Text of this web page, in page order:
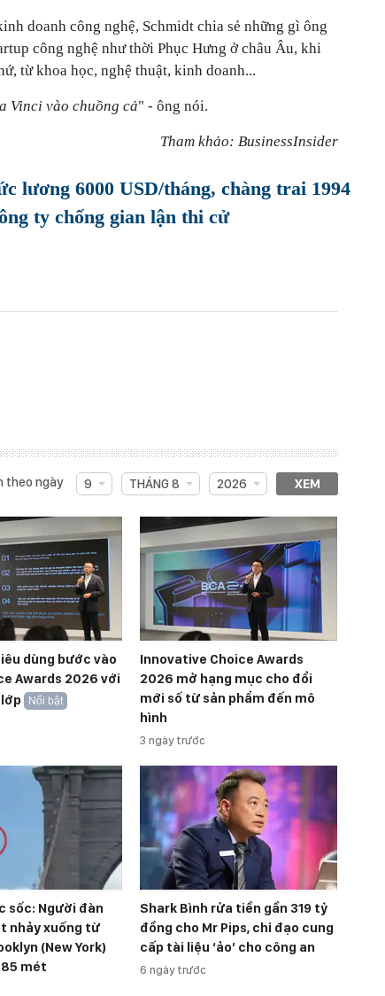
doanh công nghệ, Schmidt chia sẻ những gì ông
công nghệ như thời Phục Hưng ở châu Âu, khi
từ khoa học, nghệ thuật, kinh doanh...
Vinci vào chuồng cả" - ông nói.
Tham khảo: BusinessInsider
lương 6000 USD/tháng, chàng trai 1994
ty chống gian lận thi cử
theo ngày 9 THÁNG 8 2026 XEM
dùng bước vào
Awards 2026 với
Nổi bật
Innovative Choice Awards
2026 mở hạng mục cho đổi
mới số từ sản phẩm đến mô
hình
3 ngày trước
sốc: Người đàn
nhảy xuống từ
(New York)
mét
Shark Bình rửa tiền gần 319 tỷ
đồng cho Mr Pips, chỉ đạo cung
cấp tài liệu ‘ảo’ cho công an
6 ngày trước